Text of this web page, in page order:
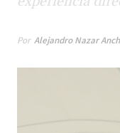
Por Alejandro Nazar